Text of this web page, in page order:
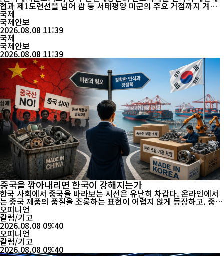
협과 제1도련선을 넘어 괌 등 서태평양 미군의 주요 거점까지 겨냥
하는 다층적 타격체계로 확대되고 있다는 미국 군사전문매체의 분석
이 나왔다. 단순한 미사일 보유량 증가보다 사거리 확대와 극초음속
무기, 정밀타격 능력의 결합이 서태평양 군사 균형의 주요 변수로 떠
국제
국제안보
2026.08.08 11:39
국제
국제안보
2026.08.08 11:39
중국을 깎아내리면 한국이 강해지는가
한국 사회에서 중국을 바라보는 시선은 유난히 차갑다. 온라인에서
는 중국 제품의 품질을 조롱하는 표현이 어렵지 않게 등장하고, 중국
인 전체를 싸잡아 비난하는 혐오성 발언도 적지 않다. 일부 전문가와
유튜버들은 중국 경제의 위기나 기술적 한계를 반복적으로 강조하며
중국의 성장을 평가절하하기도 한다. 그러나 공장과 유통 현장으로
들어가면 이야기는 달라진다. 한국 경제는 생각보다 훨씬 깊숙이 중
국의 제...
오피니언
칼럼/기고
2026.08.08 09:40
오피니언
칼럼/기고
2026.08.08 09:40